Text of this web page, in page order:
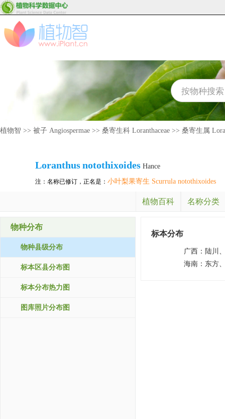
植物智 >> 被子 Angiospermae >> 桑寄生科 Loranthaceae >> 桑寄生属
Loranthusnotothixoides Hance
注：名称已修订，正名是： 小叶梨果寄生 Scurrula notothixoides
植物百科 名称分类
物种分布
物种县级分布
标本区县分布图
标本分布热力图
图库照片分布图
标本分布
广西： 陆川
海南： 东方